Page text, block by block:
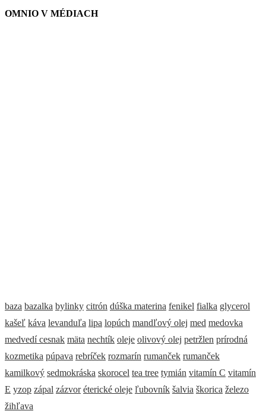
OMNIO V MÉDIACH
baza bazalka bylinky citrón dúška materina fenikel fialka glycerol
kašeľ káva levanduľa lipa lopúch mandľový olej med medovka
medvedí cesnak mäta nechtík oleje olivový olej petržlen prírodná
kozmetika púpava rebríček rozmarín rumanček rumanček
kamilkový sedmokráska skorocel tea tree tymián vitamín C vitamín
E yzop zápal zázvor éterické oleje ľubovník šalvia škorica železo
žihľava